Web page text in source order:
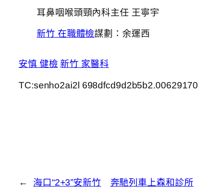
耳鼻咽喉頭頸內科主任 王寧宇
新竹 在職體檢謀劃：余運西
安慎 健檢 新竹 家醫科
TC:senho2ai2l 698dfcd9d2b5b2.00629170
←
海口“2+3”安新竹
奔馳列車上森和診所